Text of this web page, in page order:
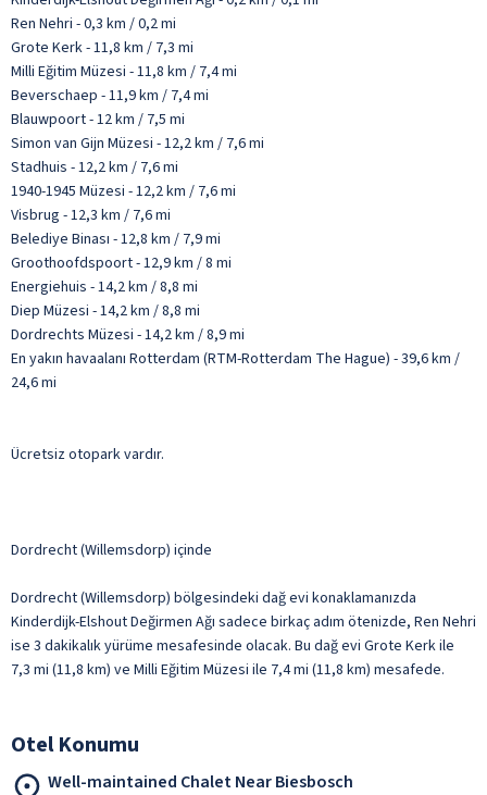
Ren Nehri - 0,3 km / 0,2 mi
Grote Kerk - 11,8 km / 7,3 mi
Milli Eğitim Müzesi - 11,8 km / 7,4 mi
Beverschaep - 11,9 km / 7,4 mi
Blauwpoort - 12 km / 7,5 mi
Simon van Gijn Müzesi - 12,2 km / 7,6 mi
Stadhuis - 12,2 km / 7,6 mi
1940-1945 Müzesi - 12,2 km / 7,6 mi
Visbrug - 12,3 km / 7,6 mi
Belediye Binası - 12,8 km / 7,9 mi
Groothoofdspoort - 12,9 km / 8 mi
Energiehuis - 14,2 km / 8,8 mi
Diep Müzesi - 14,2 km / 8,8 mi
Dordrechts Müzesi - 14,2 km / 8,9 mi
En yakın havaalanı Rotterdam (RTM-Rotterdam The Hague) - 39,6 km /
24,6 mi
Ücretsiz otopark vardır.
Dordrecht (Willemsdorp) içinde
Dordrecht (Willemsdorp) bölgesindeki dağ evi konaklamanızda
Kinderdijk-Elshout Değirmen Ağı sadece birkaç adım ötenizde, Ren Nehri
ise 3 dakikalık yürüme mesafesinde olacak. Bu dağ evi Grote Kerk ile
7,3 mi (11,8 km) ve Milli Eğitim Müzesi ile 7,4 mi (11,8 km) mesafede.
Otel Konumu
Well-maintained Chalet Near Biesbosch